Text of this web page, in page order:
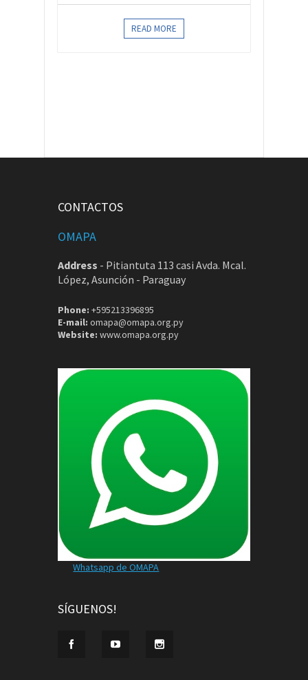
READ MORE
CONTACTOS
OMAPA
Address - Pitiantuta 113 casi Avda. Mcal.
López, Asunción - Paraguay
Phone: +595213396895
E-mail: omapa@omapa.org.py
Website: www.omapa.org.py
Whatsapp de OMAPA
SÍGUENOS!